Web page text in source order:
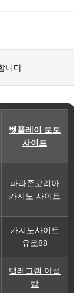
니다.
벳플레이 토토
사이트
파라존코리아
카지노 사이트
카지노사이트
유로88
텔레그램 야설
탑